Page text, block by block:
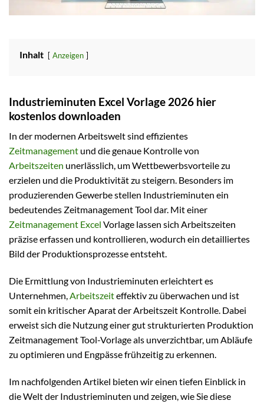
Inhalt Anzeigen
Industrieminuten Excel Vorlage 2026 hier
kostenlos downloaden
In der modernen Arbeitswelt sind effizientes
Zeitmanagement und die genaue Kontrolle von
Arbeitszeiten unerlässlich, um Wettbewerbsvorteile zu
erzielen und die Produktivität zu steigern. Besonders im
produzierenden Gewerbe stellen Industrieminuten ein
bedeutendes Zeitmanagement Tool dar. Mit einer
Zeitmanagement Excel Vorlage lassen sich Arbeitszeiten
präzise erfassen und kontrollieren, wodurch ein detailliertes
Bild der Produktionsprozesse entsteht.
Die Ermittlung von Industrieminuten erleichtert es
Unternehmen,Arbeitszeiteffektiv zu überwachen und ist
somit ein kritischer Aparat der Arbeitszeit Kontrolle. Dabei
erweist sich die Nutzung einer gut strukturierten Produktion
Zeitmanagement Tool-Vorlage als unverzichtbar, um Abläufe
zu optimieren und Engpässe frühzeitig zu erkennen.
Im nachfolgenden Artikel bieten wir einen tiefen Einblick in
die Welt der Industrieminuten und zeigen, wie Sie diese